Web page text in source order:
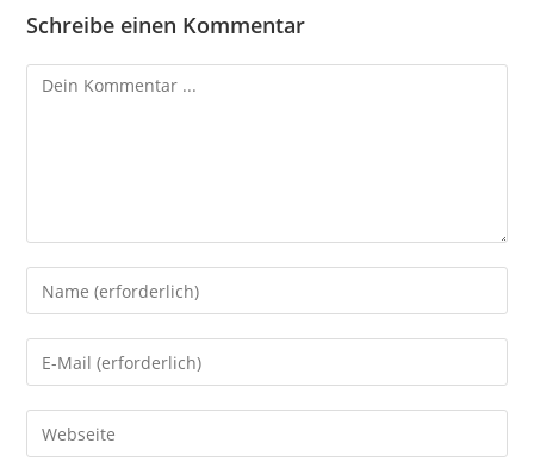
Schreibe einen Kommentar
Kommentieren
Gib
deinen
Namen
oder
Benutzernamen
zum
Gib
deine
E-
Mail-
Gib
deine